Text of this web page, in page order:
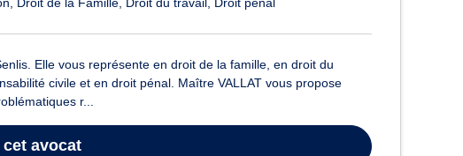
Elle vous représente en droit de la famille, en droit du
civile et en droit pénal. Maître VALLAT vous propose
r...
cet avocat